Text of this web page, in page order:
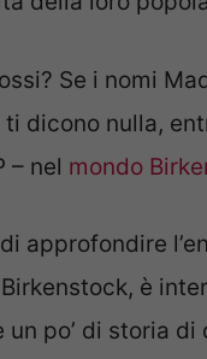
Se i nomi
ti dicono nulla,
– nel mondo
approfondire
è
un po’ di storia di